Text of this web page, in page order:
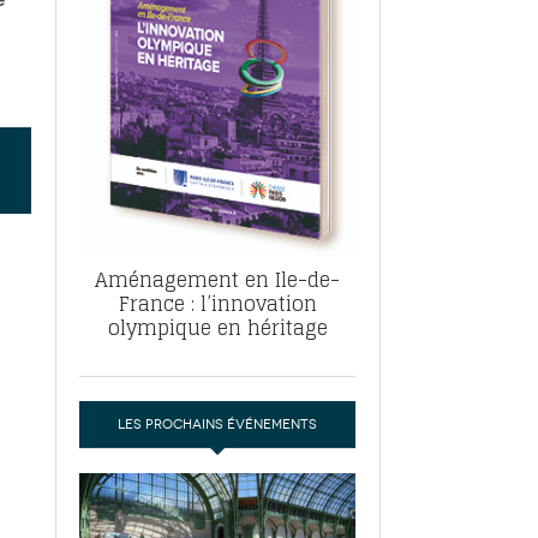
ABF, ZAC : F. Vauglin détaille sa
pour l’urbanisme parisien- 17
de la tech et de la finance
marché de la location de luxe-
Aménagement en Ile-de-
France : l’innovation
olympique en héritage
LES PROCHAINS ÉVÉNEMENTS